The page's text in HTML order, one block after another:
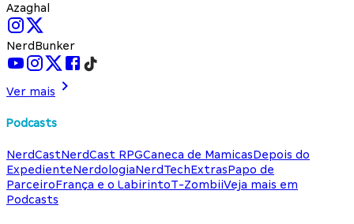
Azaghal
NerdBunker
Ver mais
Podcasts
NerdCastNerdCast RPGCaneca de MamicasDepois do
ExpedienteNerdologiaNerdTechExtrasPapo de
ParceiroFrança e o LabirintoT-ZombiiVeja mais em
Podcasts